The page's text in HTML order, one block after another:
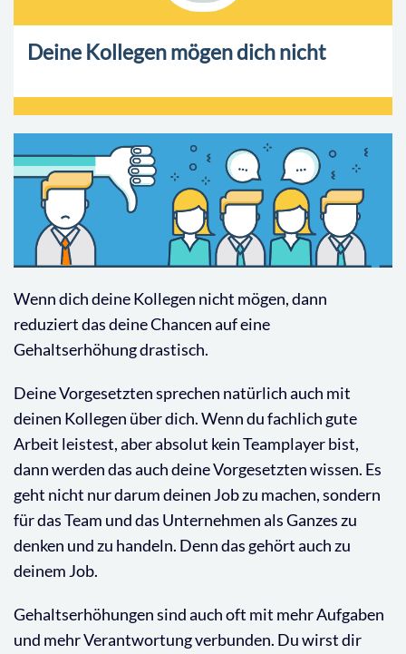
Deine Kollegen mögen dich nicht
Wenn dich deine Kollegen nicht mögen, dann
reduziert das deine Chancen auf eine
Gehaltserhöhung drastisch.
Deine Vorgesetzten sprechen natürlich auch mit
deinen Kollegen über dich. Wenn du fachlich gute
Arbeit leistest, aber absolut kein Teamplayer bist,
dann werden das auch deine Vorgesetzten wissen. Es
geht nicht nur darum deinen Job zu machen, sondern
für das Team und das Unternehmen als Ganzes zu
denken und zu handeln. Denn das gehört auch zu
deinem Job.
Gehaltserhöhungen sind auch oft mit mehr Aufgaben
und mehr Verantwortung verbunden. Du wirst dir